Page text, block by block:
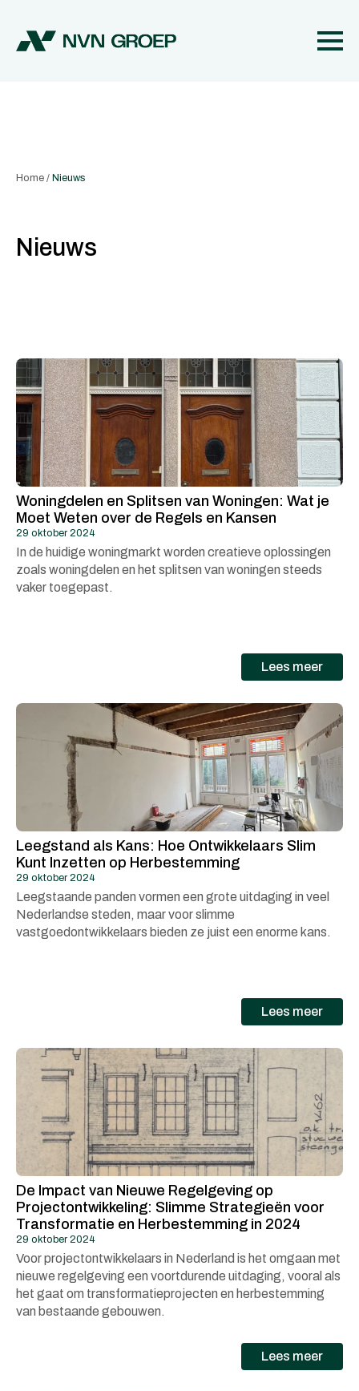
Home / Nieuws
Nieuws
Woningdelen en Splitsen van Woningen: Wat je
Moet Weten over de Regels en Kansen
29 oktober 2024
In de huidige woningmarkt worden creatieve oplossingen
zoals woningdelen en het splitsen van woningen steeds
vaker toegepast.
Lees meer
Leegstand als Kans: Hoe Ontwikkelaars Slim
Kunt Inzetten op Herbestemming
29 oktober 2024
Leegstaande panden vormen een grote uitdaging in veel
Nederlandse steden, maar voor slimme
vastgoedontwikkelaars bieden ze juist een enorme kans.
Lees meer
De Impact van Nieuwe Regelgeving op
Projectontwikkeling: Slimme Strategieën voor
Transformatie en Herbestemming in 2024
29 oktober 2024
Voor projectontwikkelaars in Nederland is het omgaan met
nieuwe regelgeving een voortdurende uitdaging, vooral als
het gaat om transformatieprojecten en herbestemming
van bestaande gebouwen.
Lees meer